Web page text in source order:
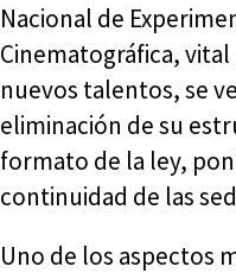
Nacional de
Cinematográfica,
nuevos talentos, se
eliminación de su
formato de la ley,
continuidad de las
Uno de los aspectos